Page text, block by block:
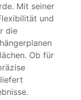
Mit seiner
und
die
Ob für